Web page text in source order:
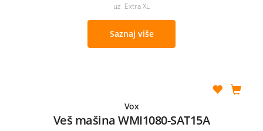
uz Extra XL
Saznaj više
Vox
Veš mašina WMI1080-SAT15A